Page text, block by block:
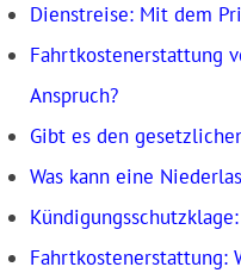
Dienstreise: Mit dem
Fahrtkostenerstattung
Anspruch?
Gibt es den
Was kann eine
Fahrtkostenerstattung: